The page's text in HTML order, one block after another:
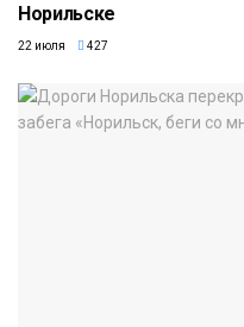
Норильске
22 июля 427